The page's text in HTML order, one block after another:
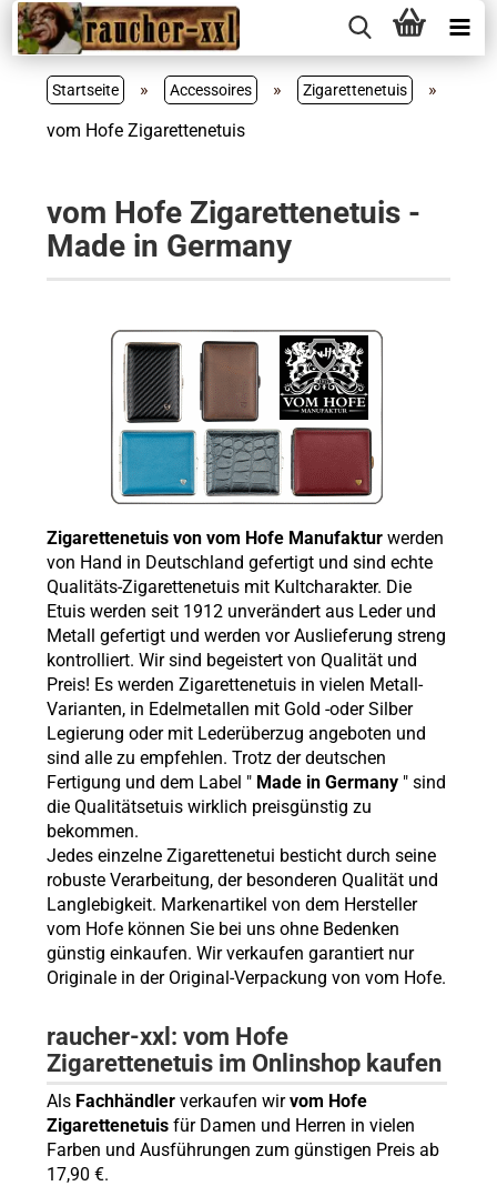
Startseite » Accessoires » Zigarettenetuis
»
vom Hofe Zigarettenetuis
vom Hofe Zigarettenetuis -
Made in Germany
Zigarettenetuis von vom Hofe Manufakturwerden
von Hand in Deutschland gefertigt und sind echte
Qualitäts-Zigarettenetuis mit Kultcharakter. Die
Etuis werden seit 1912 unverändert aus Leder und
Metall gefertigt und werden vor Auslieferung streng
kontrolliert. Wir sind begeistert von Qualität und
Preis! Es werden Zigarettenetuis in vielen Metall-
Varianten, in Edelmetallen mit Gold -oder Silber
Legierung oder mit Lederüberzug angeboten und
sind alle zu empfehlen. Trotz der deutschen
Fertigung und dem Label " Made in Germany" sind
die Qualitätsetuis wirklich preisgünstig zu
bekommen.
Jedes einzelne Zigarettenetui besticht durch seine
robuste Verarbeitung, der besonderen Qualität und
Langlebigkeit. Markenartikel von dem Hersteller
vom Hofe können Sie bei uns ohne Bedenken
günstig einkaufen. Wir verkaufen garantiert nur
Originale in der Original-Verpackung von vom Hofe.
raucher-xxl: vom Hofe
Zigarettenetuis im Onlinshop kaufen
Als Fachhändlerverkaufen wirvom Hofe
Zigarettenetuisfür Damen und Herren in vielen
Farben und Ausführungen zum günstigen Preis ab
17,90 €.